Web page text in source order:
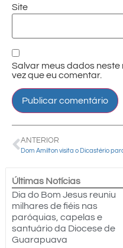
Site
Salvar meus dados
vez que eu comentar.
ANTERIOR
Últimas Notícias
Dia do Bom Jesus reuniu
milhares de fiéis nas
paróquias, capelas e
santuário da Diocese de
Guarapuava